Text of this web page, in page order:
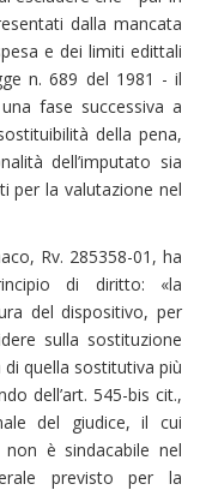
dalla mancata
e dei limiti edittali
n. 689 del 1981 - il
fase successiva a
della pena,
dell’imputato sia
per la valutazione nel
Rv. 285358-01, ha
di diritto: «la
del dispositivo, per
sulla sostituzione
quella sostitutiva più
dell’art. 545-bis cit.,
del giudice, il cui
è sindacabile nel
previsto per la